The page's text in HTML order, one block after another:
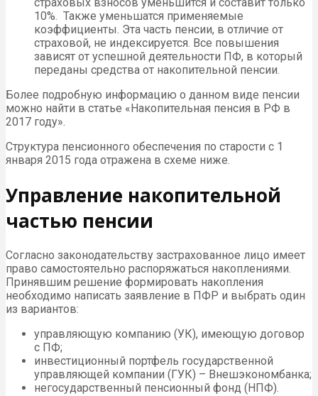
10%. Также уменьшатся применяемые
коэффициенты. Эта часть пенсии, в отличие от
страховой, не индексируется. Все повышения
зависят от успешной деятельности ПФ, в который
переданы средства от накопительной пенсии.
Более подробную информацию о данном виде пенсии
можно найти в статье «Накопительная пенсия в РФ в
2017 году».
Структура пенсионного обеспечения по старости с 1
января 2015 года отражена в схеме ниже.
Управление накопительной
частью пенсии
Согласно законодательству застрахованное лицо имеет
право самостоятельно распоряжаться накоплениями.
Принявшим решение формировать накопления
необходимо написать заявление в ПФР и выбрать один
из вариантов:
управляющую компанию (УК), имеющую договор
с ПФ;
инвестиционный портфель государственной
управляющей компании (ГУК) – Внешэкономбанка;
негосударственный пенсионный фонд (НПФ).